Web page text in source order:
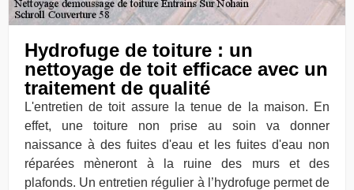
Hydrofuge de toiture : un
nettoyage de toit efficace avec un
traitement de qualité
L'entretien de toit assure la tenue de la maison. En
effet, une toiture non prise au soin va donner
naissance à des fuites d'eau et les fuites d'eau non
réparées mèneront à la ruine des murs et des
plafonds. Un entretien régulier à l’hydrofuge permet de